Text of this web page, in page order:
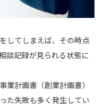
してしまえば、その時点
談記録が見られる状態に
業計画書（創業計画書）
た失敗も多く発生してい